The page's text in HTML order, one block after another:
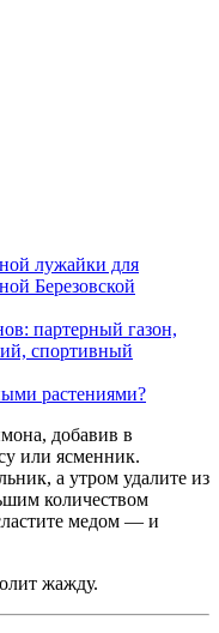
лужайки для
Березовской
партерный газон,
спортивный
растениями?
добавив в
или ясменник.
а утром удалите из
количеством
медом — и
жажду.